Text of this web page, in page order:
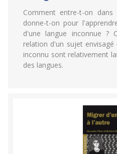
Comment entre-t-on
donne-t-on pour
d'une langue inconnue
relation d'un sujet
inconnu sont relativement
des langues.